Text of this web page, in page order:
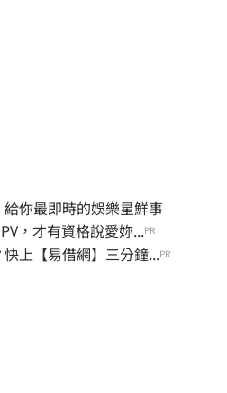
你最即時的娛樂星鮮事
，才有資格說愛妳...PR
上【易借網】三分鐘...PR